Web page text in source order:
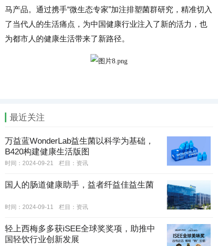
马产品。通过携手“微生态专家”加注排塑菌群研究，精准切入
了当代人的生活痛点，为中国健康行业注入了新的活力，也
为都市人的健康生活带来了新路径。
最近关注
万益蓝WonderLab益生菌以科学为基础，
B420构建健康生活版图
时间：2024-09-21 栏目： 资讯
国人的肠道健康助手，益者纤益佳益生菌
时间：2024-09-11 栏目： 资讯
轻上西梅多多获iSEE全球奖奖项，助推中
国轻饮行业创新发展